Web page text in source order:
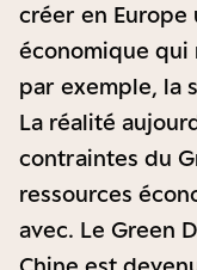
créer en Europe
économique
par exemple, la
La réalité
contraintes du
ressources
avec. Le Green